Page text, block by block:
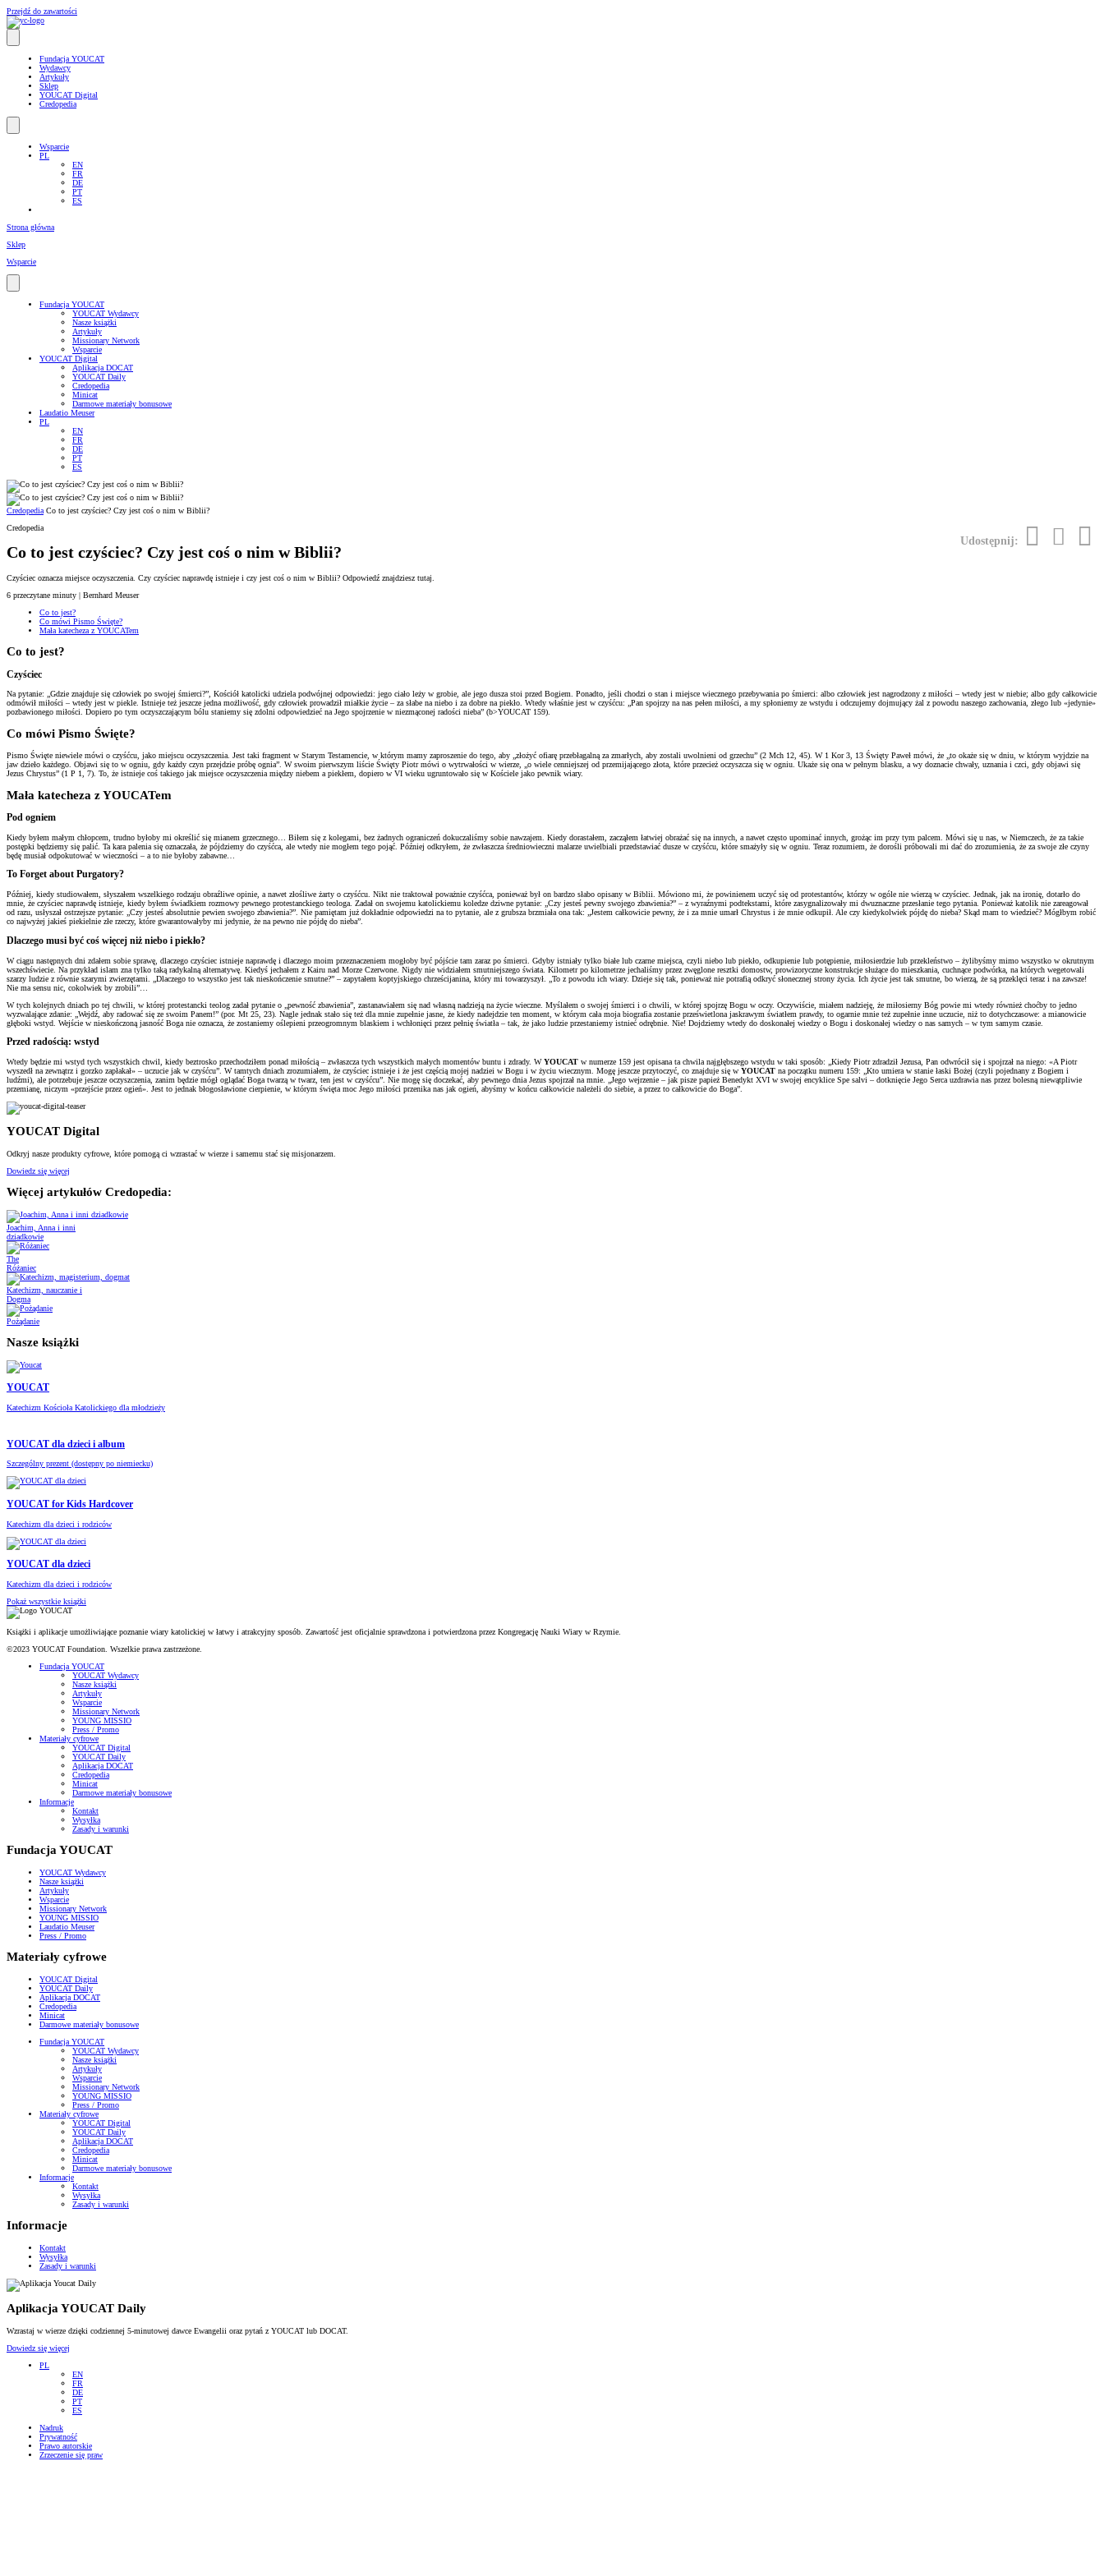
Przejdź do zawartości
Fundacja YOUCAT
Wydawcy
Artykuły
Sklep
YOUCAT Digital
Credopedia
Wsparcie
PL
EN
FR
DE
PT
ES
Strona główna
Sklep
Wsparcie
Fundacja YOUCAT
YOUCAT Wydawcy
Nasze książki
Artykuły
Missionary Network
Wsparcie
YOUCAT Digital
Aplikacja DOCAT
YOUCAT Daily
Credopedia
Minicat
Darmowe materiały bonusowe
Laudatio Meuser
PL
EN
FR
DE
PT
ES
Credopedia Co to jest czyściec? Czy jest coś o nim w Biblii?
Credopedia
Udostępnij:
Co to jest czyściec? Czy jest coś o nim w Biblii?
Czyściec oznacza miejsce oczyszczenia. Czy czyściec naprawdę istnieje i czy jest coś o nim w Biblii? Odpowiedź znajdziesz tutaj.
6 przeczytane minuty | Bernhard Meuser
Co to jest?
Co mówi Pismo Święte?
Mała katecheza z YOUCATem
Co to jest?
Czyściec
Na pytanie: „Gdzie znajduje się człowiek po swojej śmierci?”, Kościół katolicki udziela podwójnej odpowiedzi: jego ciało leży w grobie, ale jego dusza stoi przed Bogiem. Ponadto, jeśli chodzi o stan i miejsce wiecznego przebywania po śmierci: albo człowiek jest nagrodzony z miłości – wtedy jest w niebie; albo gdy całkowicie
odmówił miłości – wtedy jest w piekle. Istnieje też jeszcze jedna możliwość, gdy człowiek prowadził miałkie życie – za słabe na niebo i za dobre na piekło. Wtedy właśnie jest w czyśćcu: „Pan spojrzy na nas pełen miłości, a my spłoniemy ze wstydu i odczujemy dojmujący żal z powodu naszego zachowania, złego lub «jedynie»
pozbawionego miłości. Dopiero po tym oczyszczającym bólu staniemy się zdolni odpowiedzieć na Jego spojrzenie w niezmąconej radości nieba” (b>YOUCAT 159).
Co mówi Pismo Święte?
Pismo Święte niewiele mówi o czyśćcu, jako miejscu oczyszczenia. Jest taki fragment w Starym Testamencie, w którym mamy zaproszenie do tego, aby „złożyć ofiarę przebłagalną za zmarłych, aby zostali uwolnieni od grzechu” (2 Mch 12, 45). W 1 Kor 3, 13 Święty Paweł mówi, że „to okaże się w dniu, w którym wyjdzie na
jaw dzieło każdego. Objawi się to w ogniu, gdy każdy czyn przejdzie próbę ognia”. W swoim pierwszym liście Święty Piotr mówi o wytrwałości w wierze, „o wiele cenniejszej od przemijającego złota, które przecież oczyszcza się w ogniu. Ukaże się ona w pełnym blasku, a wy doznacie chwały, uznania i czci, gdy objawi się
Jezus Chrystus” (1 P 1, 7). To, że istnieje coś takiego jak miejsce oczyszczenia między niebem a piekłem, dopiero w VI wieku ugruntowało się w Kościele jako pewnik wiary.
Mała katecheza z YOUCATem
Pod ogniem
Kiedy byłem małym chłopcem, trudno byłoby mi określić się mianem grzecznego… Biłem się z kolegami, bez żadnych ograniczeń dokuczaliśmy sobie nawzajem. Kiedy dorastałem, zacząłem łatwiej obrażać się na innych, a nawet często upominać innych, grożąc im przy tym palcem. Mówi się u nas, w Niemczech, że za takie
postępki będziemy się palić. Ta kara palenia się oznaczała, że pójdziemy do czyśćca, ale wtedy nie mogłem tego pojąć. Później odkryłem, że zwłaszcza średniowieczni malarze uwielbiali przedstawiać dusze w czyśćcu, które smażyły się w ogniu. Teraz rozumiem, że dorośli próbowali mi dać do zrozumienia, że za swoje złe czyny
będę musiał odpokutować w wieczności – a to nie byłoby zabawne…
To Forget about Purgatory?
Później, kiedy studiowałem, słyszałem wszelkiego rodzaju obraźliwe opinie, a nawet złośliwe żarty o czyśćcu. Nikt nie traktował poważnie czyśćca, ponieważ był on bardzo słabo opisany w Biblii. Mówiono mi, że powinienem uczyć się od protestantów, którzy w ogóle nie wierzą w czyściec. Jednak, jak na ironię, dotarło do
mnie, że czyściec naprawdę istnieje, kiedy byłem świadkiem rozmowy pewnego protestanckiego teologa. Zadał on swojemu katolickiemu koledze dziwne pytanie: „Czy jesteś pewny swojego zbawienia?” – z wyraźnymi podtekstami, które zasygnalizowały mi dwuznaczne przesłanie tego pytania. Ponieważ katolik nie zareagował
od razu, usłyszał ostrzejsze pytanie: „Czy jesteś absolutnie pewien swojego zbawienia?”. Nie pamiętam już dokładnie odpowiedzi na to pytanie, ale z grubsza brzmiała ona tak: „Jestem całkowicie pewny, że i za mnie umarł Chrystus i że mnie odkupił. Ale czy kiedykolwiek pójdę do nieba? Skąd mam to wiedzieć? Mógłbym robić
co najwyżej jakieś piekielnie złe rzeczy, które gwarantowałyby mi jedynie, że na pewno nie pójdę do nieba”.
Dlaczego musi być coś więcej niż niebo i piekło?
W ciągu następnych dni zdałem sobie sprawę, dlaczego czyściec istnieje naprawdę i dlaczego moim przeznaczeniem mogłoby być pójście tam zaraz po śmierci. Gdyby istniały tylko białe lub czarne miejsca, czyli niebo lub piekło, odkupienie lub potępienie, miłosierdzie lub przekleństwo – żylibyśmy mimo wszystko w okrutnym
wszechświecie. Na przykład islam zna tylko taką radykalną alternatywę. Kiedyś jechałem z Kairu nad Morze Czerwone. Nigdy nie widziałem smutniejszego świata. Kilometr po kilometrze jechaliśmy przez zwęglone resztki domostw, prowizoryczne konstrukcje służące do mieszkania, cuchnące podwórka, na których wegetowali
szarzy ludzie z równie szarymi zwierzętami. „Dlaczego to wszystko jest tak nieskończenie smutne?” – zapytałem koptyjskiego chrześcijanina, który mi towarzyszył. „To z powodu ich wiary. Dzieje się tak, ponieważ nie potrafią odkryć słonecznej strony życia. Ich życie jest tak smutne, bo wierzą, że są przeklęci teraz i na zawsze!
Nie ma sensu nic, cokolwiek by zrobili”…
W tych kolejnych dniach po tej chwili, w której protestancki teolog zadał pytanie o „pewność zbawienia”, zastanawiałem się nad własną nadzieją na życie wieczne. Myślałem o swojej śmierci i o chwili, w której spojrzę Bogu w oczy. Oczywiście, miałem nadzieję, że miłosierny Bóg powie mi wtedy również choćby to jedno
wyzwalające zdanie: „Wejdź, aby radować się ze swoim Panem!” (por. Mt 25, 23). Nagle jednak stało się też dla mnie zupełnie jasne, że kiedy nadejdzie ten moment, w którym cała moja biografia zostanie prześwietlona jaskrawym światłem prawdy, to ogarnie mnie też zupełnie inne uczucie, niż to dotychczasowe: a mianowicie
głęboki wstyd. Wejście w nieskończoną jasność Boga nie oznacza, że zostaniemy oślepieni przeogromnym blaskiem i wchłonięci przez pełnię światła – tak, że jako ludzie przestaniemy istnieć odrębnie. Nie! Dojdziemy wtedy do doskonałej wiedzy o Bogu i doskonałej wiedzy o nas samych – w tym samym czasie.
Przed radością: wstyd
Wtedy będzie mi wstyd tych wszystkich chwil, kiedy beztrosko przechodziłem ponad miłością – zwłaszcza tych wszystkich małych momentów buntu i zdrady. WYOUCAT w numerze 159 jest opisana ta chwila najgłębszego wstydu w taki sposób: „Kiedy Piotr zdradził Jezusa, Pan odwrócił się i spojrzał na niego: «A Piotr
wyszedł na zewnątrz i gorzko zapłakał» – uczucie jak w czyśćcu”. W tamtych dniach zrozumiałem, że czyściec istnieje i że jest częścią mojej nadziei w Bogu i w życiu wiecznym. Mogę jeszcze przytoczyć, co znajduje się w YOUCAT na początku numeru 159: „Kto umiera w stanie łaski Bożej (czyli pojednany z Bogiem i
ludźmi), ale potrzebuje jeszcze oczyszczenia, zanim będzie mógł oglądać Boga twarzą w twarz, ten jest w czyśćcu”. Nie mogę się doczekać, aby pewnego dnia Jezus spojrzał na mnie. „Jego wejrzenie – jak pisze papież Benedykt XVI w swojej encyklice Spe salvi – dotknięcie Jego Serca uzdrawia nas przez bolesną niewątpliwie
przemianę, niczym «przejście przez ogień». Jest to jednak błogosławione cierpienie, w którym święta moc Jego miłości przenika nas jak ogień, abyśmy w końcu całkowicie należeli do siebie, a przez to całkowicie do Boga”.
YOUCAT Digital
Odkryj nasze produkty cyfrowe, które pomogą ci wzrastać w wierze i samemu stać się misjonarzem.
Dowiedz się więcej
Więcej artykułów Credopedia:
Joachim, Anna i inni
dziadkowie
The
Różaniec
Katechizm, nauczanie i
Dogma
Pożądanie
Nasze książki
YOUCAT
Katechizm Kościoła Katolickiego dla młodzieży
YOUCAT dla dzieci i album
Szczególny prezent (dostępny po niemiecku)
YOUCAT for Kids Hardcover
Katechizm dla dzieci i rodziców
YOUCAT dla dzieci
Katechizm dla dzieci i rodziców
Pokaż wszystkie książki
Książki i aplikacje umożliwiające poznanie wiary katolickiej w łatwy i atrakcyjny sposób. Zawartość jest oficjalnie sprawdzona i potwierdzona przez Kongregację Nauki Wiary w Rzymie.
©2023 YOUCAT Foundation. Wszelkie prawa zastrzeżone.
Fundacja YOUCAT
YOUCAT Wydawcy
Nasze książki
Artykuły
Wsparcie
Missionary Network
YOUNG MISSIO
Press / Promo
Materiały cyfrowe
YOUCAT Digital
YOUCAT Daily
Aplikacja DOCAT
Credopedia
Minicat
Darmowe materiały bonusowe
Informacje
Kontakt
Wysyłka
Zasady i warunki
Fundacja YOUCAT
YOUCAT Wydawcy
Nasze książki
Artykuły
Wsparcie
Missionary Network
YOUNG MISSIO
Laudatio Meuser
Press / Promo
Materiały cyfrowe
YOUCAT Digital
YOUCAT Daily
Aplikacja DOCAT
Credopedia
Minicat
Darmowe materiały bonusowe
Fundacja YOUCAT
YOUCAT Wydawcy
Nasze książki
Artykuły
Wsparcie
Missionary Network
YOUNG MISSIO
Press / Promo
Materiały cyfrowe
YOUCAT Digital
YOUCAT Daily
Aplikacja DOCAT
Credopedia
Minicat
Darmowe materiały bonusowe
Informacje
Kontakt
Wysyłka
Zasady i warunki
Informacje
Kontakt
Wysyłka
Zasady i warunki
Aplikacja YOUCAT Daily
Wzrastaj w wierze dzięki codziennej 5-minutowej dawce Ewangelii oraz pytań z YOUCAT lub DOCAT.
Dowiedz się więcej
PL
EN
FR
DE
PT
ES
Nadruk
Prywatność
Prawo autorskie
Zrzeczenie się praw